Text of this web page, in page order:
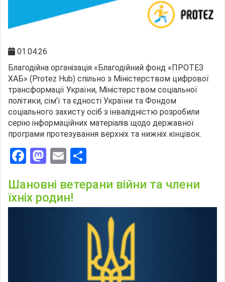
01.04.26
Благодійна організація «Благодійний фонд «ПРОТЕЗ
ХАБ» (Protez Hub) спільно з Міністерством цифрової
трансформації України, Міністерством соціальної
політики, сім’ї та єдності України та Фондом
соціального захисту осіб з інвалідністю розробили
серію інформаційних матеріалів щодо державної
програми протезування верхніх та нижніх кінцівок.
Facebook
Mastodon
Email
Шановні ветерани війни та члени
їхніх родин!